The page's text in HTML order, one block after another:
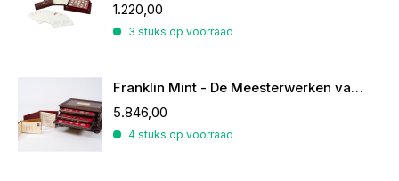
1.220,00
3 stuks op voorraad
Franklin Mint - De Meesterwerken van Rubens
5.846,00
4 stuks op voorraad